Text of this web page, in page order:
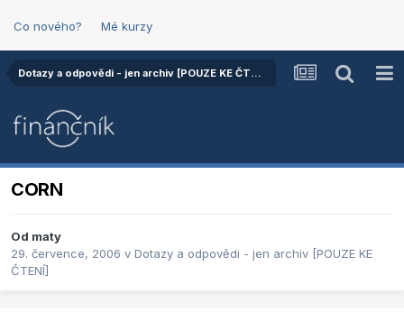
Co nového? Mé kurzy
Dotazy a odpovědi - jen archiv [POUZE KE ČTENÍ]
CORN
Od maty
29. července, 2006 v Dotazy a odpovědi - jen archiv [POUZE KE
ČTENÍ]